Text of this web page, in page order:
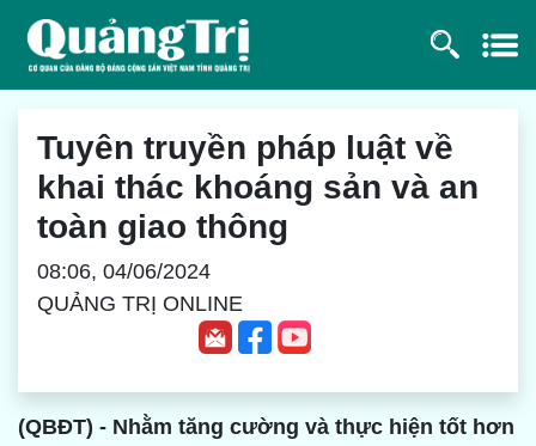
Tuyên truyền pháp luật về
khai thác khoáng sản và an
toàn giao thông
08:06, 04/06/2024
QUẢNG TRỊ ONLINE
(QBĐT) - Nhằm tăng cường và thực hiện tốt hơn